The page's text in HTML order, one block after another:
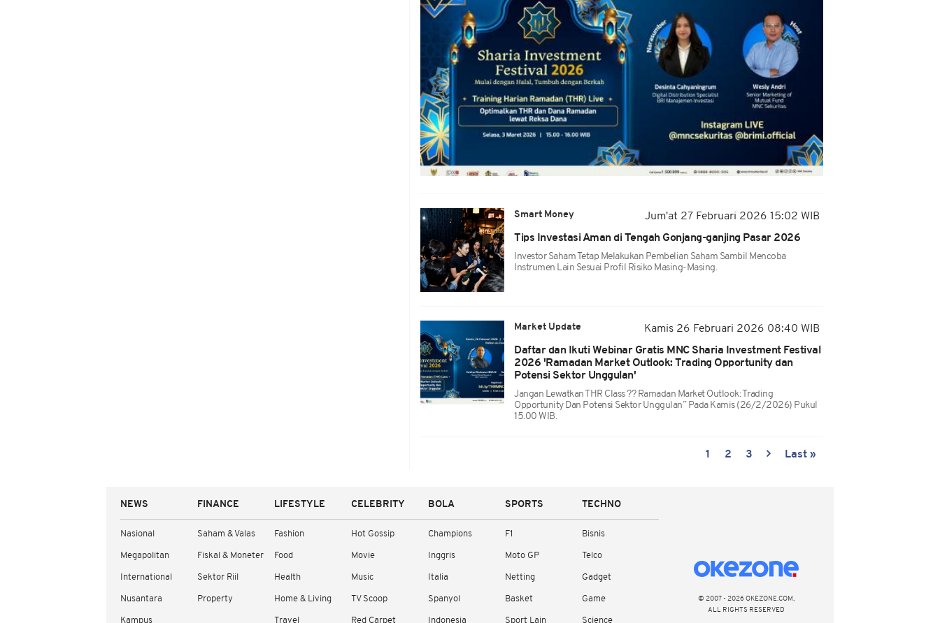
Smart Money
Jum'at 27 Februari 2026 15:02 WIB
Tips Investasi Aman di Tengah Gonjang-ganjing Pasar 2026
Investor Saham Tetap Melakukan Pembelian Saham Sambil Mencoba
Instrumen Lain Sesuai Profil Risiko Masing-Masing.
Market Update
Kamis 26 Februari 2026 08:40 WIB
Daftar dan Ikuti Webinar Gratis MNC Sharia Investment Festival
2026 'Ramadan Market Outlook: Trading Opportunity dan
Potensi Sektor Unggulan'
Jangan Lewatkan THR Class ?? Ramadan Market Outlook: Trading
Opportunity Dan Potensi Sektor Unggulan” Pada Kamis (26/2/2026) Pukul
15.00 WIB.
1 2 3 Last »
NEWS
Nasional
Megapolitan
International
Nusantara
Kampus
FINANCE
Saham & Valas
Fiskal & Moneter
Sektor Riil
Property
LIFESTYLE
Fashion
Food
Health
Home & Living
Travel
CELEBRITY
Hot Gossip
Movie
Music
TV Scoop
Red Carpet
BOLA
Champions
Inggris
Italia
Spanyol
Indonesia
SPORTS
F1
Moto GP
Netting
Basket
Sport Lain
TECHNO
Bisnis
Telco
Gadget
Game
Science
© 2007 - 2026 OKEZONE.COM,
ALL RIGHTS RESERVED